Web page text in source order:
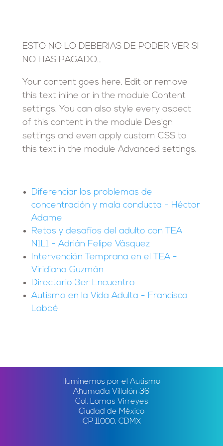
ESTO NO LO DEBERIAS DE PODER VER SI
NO HAS PAGADO…
Your content goes here. Edit or remove
this text inline or in the module Content
settings. You can also style every aspect
of this content in the module Design
settings and even apply custom CSS to
this text in the module Advanced settings.
Diferenciar los problemas de
concentración y mala conducta - Héctor
Adame
Retos y desafíos del adulto con TEA
N1L1 - Adrián Felipe Vásquez
Intervención Temprana en el TEA -
Viridiana Guzmán
Directorio 3er Encuentro
Autismo en la Vida Adulta - Francisca
Labbé
Iluminemos por el Autismo
Ahumada Villalón 36
Col. Lomas Virreyes
Ciudad de México
CP 11000, CDMX